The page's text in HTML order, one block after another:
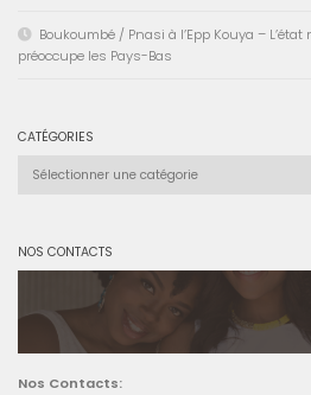
Boukoumbé / Pnasi à l’Epp Kouya –
préoccupe les Pays-Bas
CATÉGORIES
Catégories
NOS CONTACTS
Nos Contacts: